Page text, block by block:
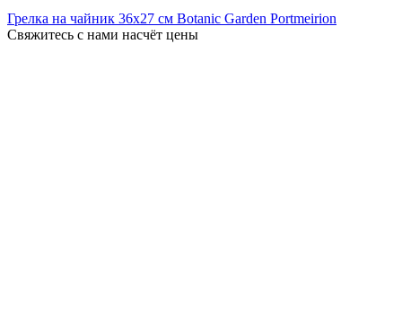
Грелка на чайник 36x27 см Botanic Garden Portmeirion
Свяжитесь с нами насчёт цены